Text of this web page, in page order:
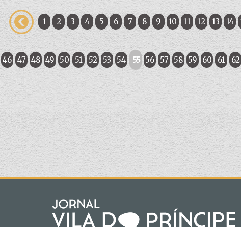
1 2 3 4 5 6 7 8 9 10 11 12 13 14
46 47 48 49 50 51 52 53 54 55 56 57 58 59 60 61 62